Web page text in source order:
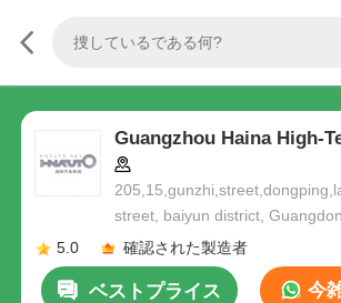
Guangzhou Haina High-
street, baiyun district,
5.0
確認された製造者
ベストプライス 今